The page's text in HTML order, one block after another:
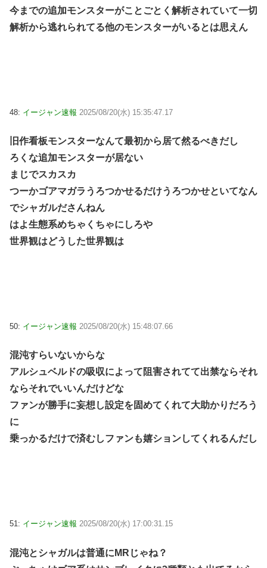
今までの追加モンスターがことごとく解析されていて一切
解析から逃れられてる他のモンスターがいるとは思えん
48: イージャン速報 2025/08/20(水) 15:35:47.17
旧作看板モンスターなんて最初から居て然るべきだし
ろくな追加モンスターが居ない
まじでスカスカ
つーかゴアマガラうろつかせるだけうろつかせといてなん
でシャガルださんねん
はよ生態系めちゃくちゃにしろや
世界観はどうした世界観は
50: イージャン速報 2025/08/20(水) 15:48:07.66
混沌すらいないからな
アルシュベルドの吸収によって阻害されてて出禁ならそれ
ならそれでいいんだけどな
ファンが勝手に妄想し設定を固めてくれて大助かりだろう
に
乗っかるだけで済むしファンも嬉ションしてくれるんだし
51: イージャン速報 2025/08/20(水) 17:00:31.15
混沌とシャガルは普通にMRじゃね？